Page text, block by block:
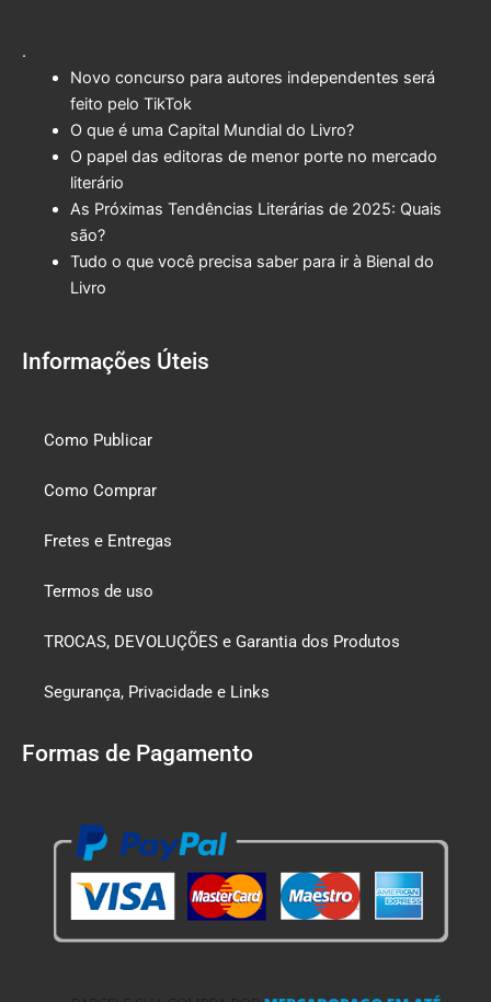
.
Novo concurso para autores independentes será
feito pelo TikTok
O que é uma Capital Mundial do Livro?
O papel das editoras de menor porte no mercado
literário
As Próximas Tendências Literárias de 2025: Quais
são?
Tudo o que você precisa saber para ir à Bienal do
Livro
Informações Úteis
Como Publicar
Como Comprar
Fretes e Entregas
Termos de uso
TROCAS, DEVOLUÇÕES e Garantia dos Produtos
Segurança, Privacidade e Links
Formas de Pagamento